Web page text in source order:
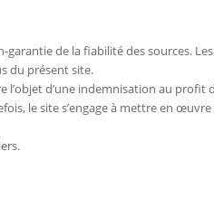
de la fiabilité des sources.
du présent site.
d’une indemnisation au profit
le site s’engage à mettre en